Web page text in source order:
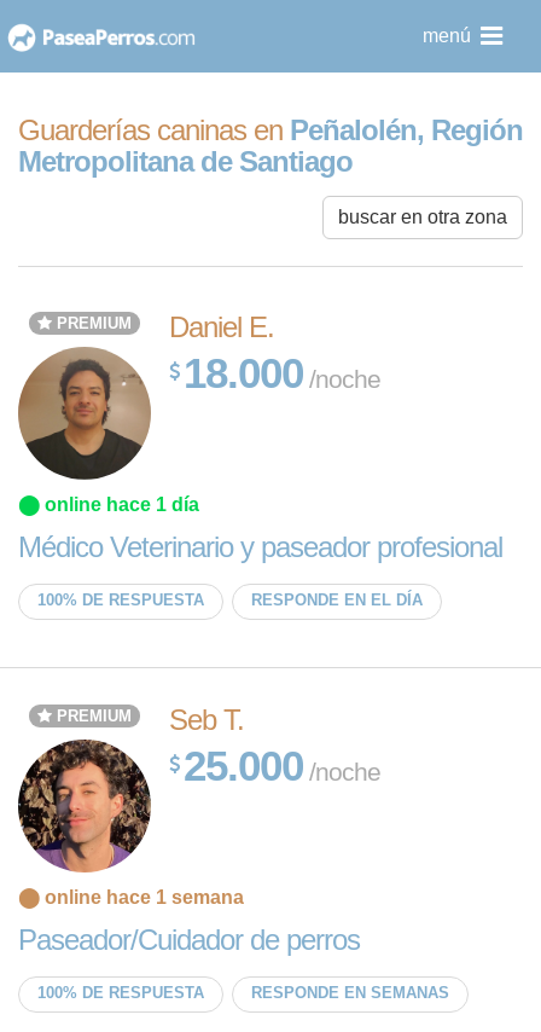
al
menú
Guarderías caninas en Peñalolén, Región
Metropolitana de Santiago
buscar en otra zona
PREMIUM Daniel E.
18.000 /noche
⬤ online hace 1 día
Médico Veterinario y paseador profesional
100% DE RESPUESTA RESPONDE EN EL DÍA
PREMIUM Seb T.
25.000 /noche
⬤ online hace 1 semana
Paseador/Cuidador de perros
100% DE RESPUESTA RESPONDE EN SEMANAS